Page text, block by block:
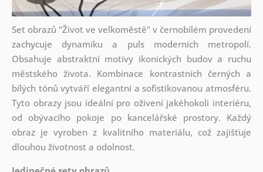
Set obrazů "Život ve velkoměstě" v černobílém provedení
zachycuje dynamiku a puls moderních metropolí.
Obsahuje abstraktní motivy ikonických budov a ruchu
městského života. Kombinace kontrastních černých a
bílých tónů vytváří elegantní a sofistikovanou atmosféru.
Tyto obrazy jsou ideální pro oživení jakéhokoli interiéru,
od obývacího pokoje po kancelářské prostory. Každý
obraz je vyroben z kvalitního materiálu, což zajišťuje
dlouhou životnost a odolnost.